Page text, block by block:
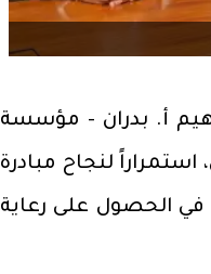
أ. بدران - مؤسسة
لنجاح مبادرة
الحصول على رعاية